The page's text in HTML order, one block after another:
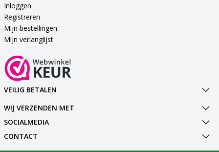
Inloggen
Registreren
Mijn bestellingen
Mijn verlanglijst
VEILIG BETALEN
WIJ VERZENDEN MET
SOCIALMEDIA
CONTACT